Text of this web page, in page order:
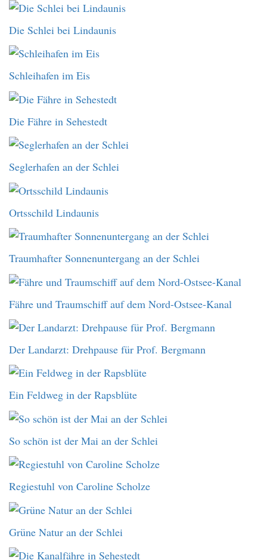
Die Schlei bei Lindaunis
Schleihafen im Eis
Die Fähre in Sehestedt
Seglerhafen an der Schlei
Ortsschild Lindaunis
Traumhafter Sonnenuntergang an der Schlei
Fähre und Traumschiff auf dem Nord-Ostsee-Kanal
Der Landarzt: Drehpause für Prof. Bergmann
Ein Feldweg in der Rapsblüte
So schön ist der Mai an der Schlei
Regiestuhl von Caroline Scholze
Grüne Natur an der Schlei